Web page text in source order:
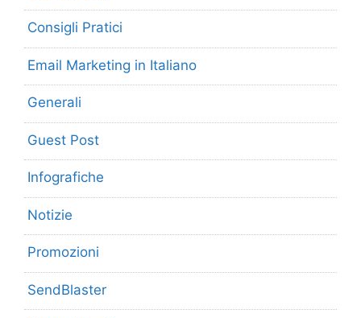
Consigli Pratici
Email Marketing in Italiano
Generali
Guest Post
Infografiche
Notizie
Promozioni
SendBlaster